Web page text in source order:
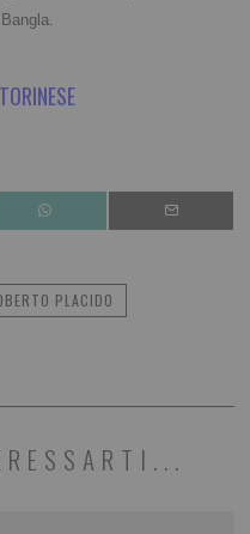
PLACIDO